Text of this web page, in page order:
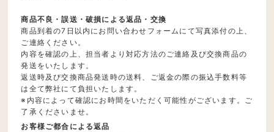
商品不良・誤送・破損による返品・交換
商品到着の7日以内にお問い合わせフォームにて写真添付の上、
ご連絡ください。
内容を確認の上、担当者より対応方法のご連絡及び交換商品の
発送をいたします。
返送時及び交換商品発送時の送料、ご返金の際の振込手数料等
は全て弊社にて負担いたします。
※内容によって確認にお時間をいただく可能性がございます。ご
了承くださいませ。
お客様ご都合による返品